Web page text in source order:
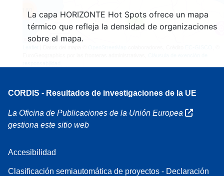
La capa HORIZONTE Hot Spots ofrece un mapa
térmico que refleja la densidad de organizaciones
sobre el mapa.
160
7
CORDIS - Resultados de investigaciones de la UE
La Oficina de Publicaciones de la Unión Europea
gestiona este sitio web
Accesibilidad
Clasificación semiautomática de proyectos - Declaración